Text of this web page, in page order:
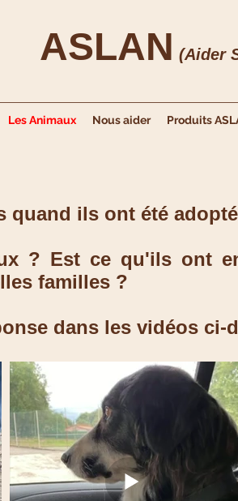
Les Animaux Nous aider Produits
ASLAN (Aider
quand ils ont été
? Est ce qu'ils ont
familles ?
dans les vidéos ci-